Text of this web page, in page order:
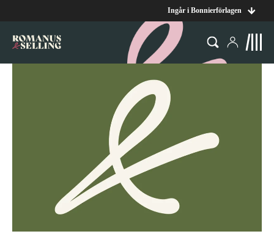
Ingår i Bonnierförlagen